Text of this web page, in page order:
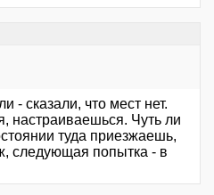
- сказали, что мест нет.
настраиваешься. Чуть ли
туда приезжаешь,
следующая попытка - в